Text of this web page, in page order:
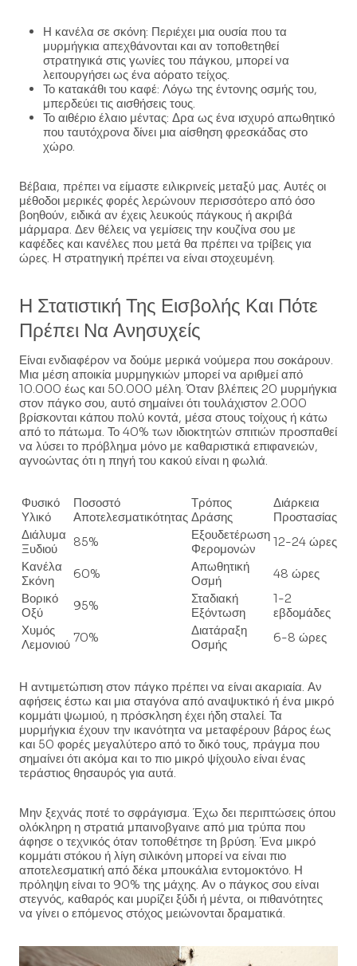
Η κανέλα σε σκόνη: Περιέχει μια ουσία που τα
μυρμήγκια απεχθάνονται και αν τοποθετηθεί
στρατηγικά στις γωνίες του πάγκου, μπορεί να
λειτουργήσει ως ένα αόρατο τείχος.
Το κατακάθι του καφέ: Λόγω της έντονης οσμής του,
μπερδεύει τις αισθήσεις τους.
Το αιθέριο έλαιο μέντας: Δρα ως ένα ισχυρό απωθητικό
που ταυτόχρονα δίνει μια αίσθηση φρεσκάδας στο
χώρο.
Βέβαια, πρέπει να είμαστε ειλικρινείς μεταξύ μας. Αυτές οι
μέθοδοι μερικές φορές λερώνουν περισσότερο από όσο
βοηθούν, ειδικά αν έχεις λευκούς πάγκους ή ακριβά
μάρμαρα. Δεν θέλεις να γεμίσεις την κουζίνα σου με
καφέδες και κανέλες που μετά θα πρέπει να τρίβεις για
ώρες. Η στρατηγική πρέπει να είναι στοχευμένη.
Η Στατιστική Της Εισβολής Και Πότε
Πρέπει Να Ανησυχείς
Είναι ενδιαφέρον να δούμε μερικά νούμερα που σοκάρουν.
Μια μέση αποικία μυρμηγκιών μπορεί να αριθμεί από
10.000 έως και 50.000 μέλη. Όταν βλέπεις 20 μυρμήγκια
στον πάγκο σου, αυτό σημαίνει ότι τουλάχιστον 2.000
βρίσκονται κάπου πολύ κοντά, μέσα στους τοίχους ή κάτω
από το πάτωμα. Το 40% των ιδιοκτητών σπιτιών προσπαθεί
να λύσει το πρόβλημα μόνο με καθαριστικά επιφανειών,
αγνοώντας ότι η πηγή του κακού είναι η φωλιά.
Φυσικό
Υλικό
Ποσοστό
Αποτελεσματικότητας
Τρόπος
Δράσης
Διάρκεια
Προστασίας
Διάλυμα
Ξυδιού
85%
Εξουδετέρωση
Φερομονών
12-24 ώρες
Κανέλα
Σκόνη
60%
Απωθητική
Οσμή
48 ώρες
Βορικό
Οξύ
95%
Σταδιακή
Εξόντωση
1-2
εβδομάδες
Χυμός
Λεμονιού 70%
Διατάραξη
Οσμής
6-8 ώρες
Η αντιμετώπιση στον πάγκο πρέπει να είναι ακαριαία. Αν
αφήσεις έστω και μια σταγόνα από αναψυκτικό ή ένα μικρό
κομμάτι ψωμιού, η πρόσκληση έχει ήδη σταλεί. Τα
μυρμήγκια έχουν την ικανότητα να μεταφέρουν βάρος έως
και 50 φορές μεγαλύτερο από το δικό τους, πράγμα που
σημαίνει ότι ακόμα και το πιο μικρό ψίχουλο είναι ένας
τεράστιος θησαυρός για αυτά.
Μην ξεχνάς ποτέ το σφράγισμα. Έχω δει περιπτώσεις όπου
ολόκληρη η στρατιά μπαινοβγαινε από μια τρύπα που
άφησε ο τεχνικός όταν τοποθέτησε τη βρύση. Ένα μικρό
κομμάτι στόκου ή λίγη σιλικόνη μπορεί να είναι πιο
αποτελεσματική από δέκα μπουκάλια εντομοκτόνο. Η
πρόληψη είναι το 90% της μάχης. Αν ο πάγκος σου είναι
στεγνός, καθαρός και μυρίζει ξύδι ή μέντα, οι πιθανότητες
να γίνει ο επόμενος στόχος μειώνονται δραματικά.